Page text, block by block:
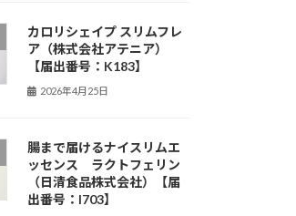
カロリシェイプ スリムフレ
ア（株式会社アテニア）
【届出番号：K183】
2026年4月25日
腸まで届けるナイスリムエ
ッセンス ラクトフェリン
（日清食品株式会社）【届
出番号：I703】